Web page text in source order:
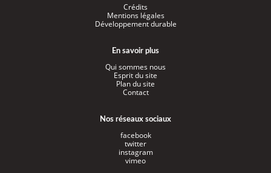
Crédits
Mentions légales
Développement durable
En savoir plus
Qui sommes nous
Esprit du site
Plan du site
Contact
Nos réseaux sociaux
facebook
twitter
instagram
vimeo